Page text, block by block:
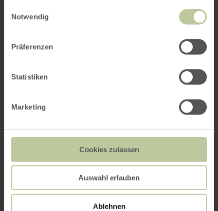
Notwendig
Präferenzen
Statistiken
Marketing
Cookies zulassen
Auswahl erlauben
Ablehnen
Impressies